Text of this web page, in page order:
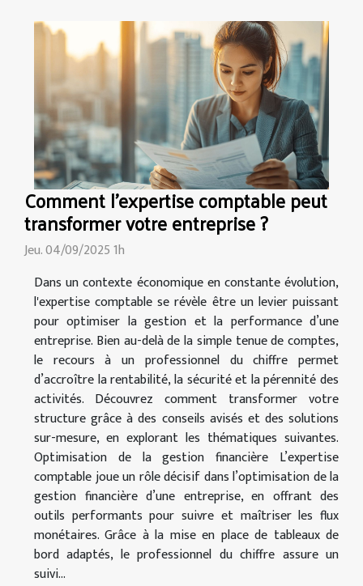
Comment l'expertise comptable peut
transformer votre entreprise ?
Jeu. 04/09/2025 1h
Dans un contexte économique en constante évolution,
l'expertise comptable se révèle être un levier puissant
pour optimiser la gestion et la performance d’une
entreprise. Bien au-delà de la simple tenue de comptes,
le recours à un professionnel du chiffre permet
d’accroître la rentabilité, la sécurité et la pérennité des
activités. Découvrez comment transformer votre
structure grâce à des conseils avisés et des solutions
sur-mesure, en explorant les thématiques suivantes.
Optimisation de la gestion financière L’expertise
comptable joue un rôle décisif dans l’optimisation de la
gestion financière d’une entreprise, en offrant des
outils performants pour suivre et maîtriser les flux
monétaires. Grâce à la mise en place de tableaux de
bord adaptés, le professionnel du chiffre assure un
suivi...